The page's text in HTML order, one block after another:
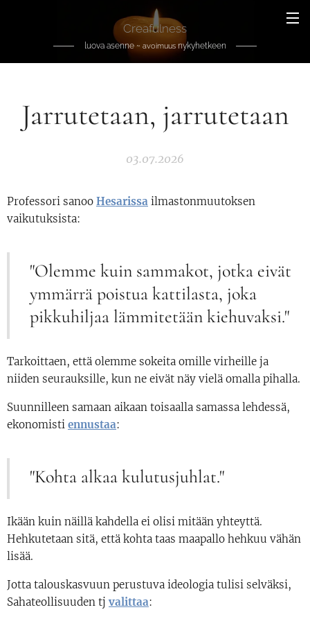
Creafulness
luova asenne ~ avoimuusnykyhetkeen
Jarrutetaan, jarrutetaan
03.07.2026
Professori sanoo Hesarissa ilmastonmuutoksen
vaikutuksista:
"Olemme kuin sammakot, jotka eivät
ymmärrä poistua kattilasta, joka
pikkuhiljaa lämmitetään kiehuvaksi."
Tarkoittaen, että olemme sokeita omille virheille ja
niiden seurauksille, kun ne eivät näy vielä omalla pihalla.
Suunnilleen samaan aikaan toisaalla samassa lehdessä,
ekonomisti ennustaa:
"Kohta alkaa kulutusjuhlat."
Ikään kuin näillä kahdella ei olisi mitään yhteyttä.
Hehkutetaan sitä, että kohta taas maapallo hehkuu vähän
lisää.
Jotta talouskasvuun perustuva ideologia tulisi selväksi,
Sahateollisuuden tj valittaa: